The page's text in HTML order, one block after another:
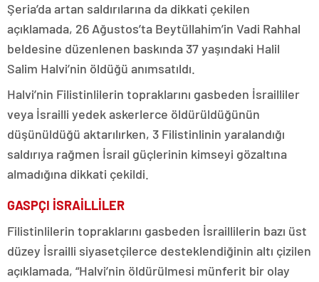
Şeria’da artan saldırılarına da dikkati çekilen
açıklamada, 26 Ağustos’ta Beytüllahim’in Vadi Rahhal
beldesine düzenlenen baskında 37 yaşındaki Halil
Salim Halvi’nin öldüğü anımsatıldı.
Halvi’nin Filistinlilerin topraklarını gasbeden İsrailliler
veya İsrailli yedek askerlerce öldürüldüğünün
düşünüldüğü aktarılırken, 3 Filistinlinin yaralandığı
saldırıya rağmen İsrail güçlerinin kimseyi gözaltına
almadığına dikkati çekildi.
GASPÇI İSRAİLLİLER
Filistinlilerin topraklarını gasbeden İsraillilerin bazı üst
düzey İsrailli siyasetçilerce desteklendiğinin altı çizilen
açıklamada, “Halvi’nin öldürülmesi münferit bir olay